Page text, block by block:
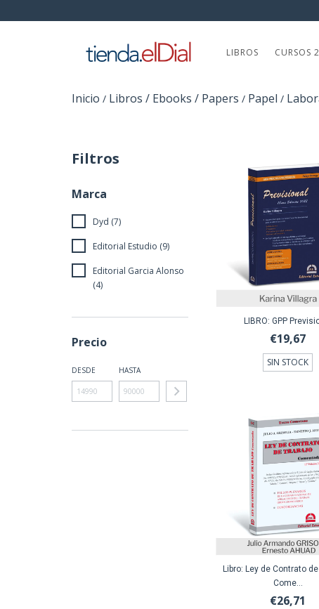
LIBROS CURSOS
Inicio / Libros / Ebooks / Papers / Papel /
Filtros
Marca
Dyd (7)
Editorial Estudio (9)
Editorial Garcia Alonso
(4)
Precio
DESDE HASTA
LIBRO: GPP
€19,67
SIN STOCK
Libro: Ley de Contrato
Come...
€26,71